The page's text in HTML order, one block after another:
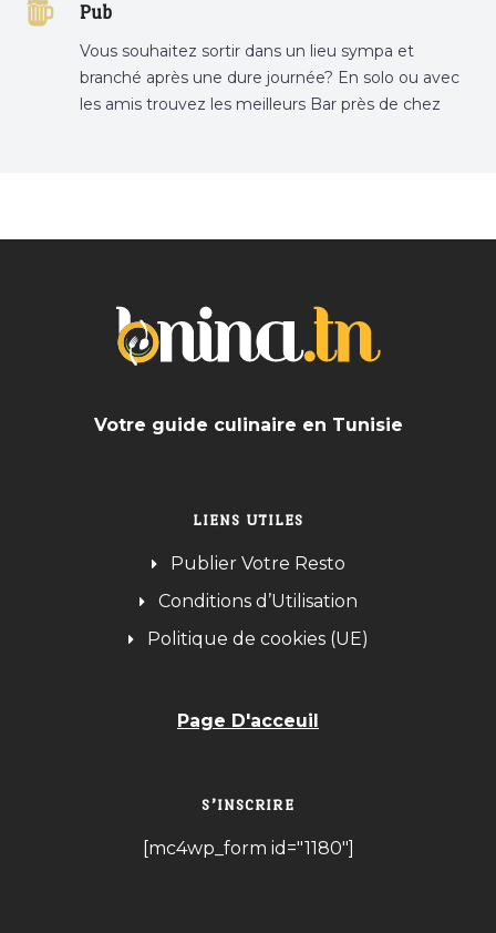
Pub
Vous souhaitez sortir dans un lieu sympa et
branché après une dure journée? En solo ou avec
les amis trouvez les meilleurs Bar près de chez
Votre guide culinaire en Tunisie
LIENS UTILES
Publier Votre Resto
Conditions d’Utilisation
Politique de cookies (UE)
Page D'acceuil
S’INSCRIRE
[mc4wp_form id="1180"]